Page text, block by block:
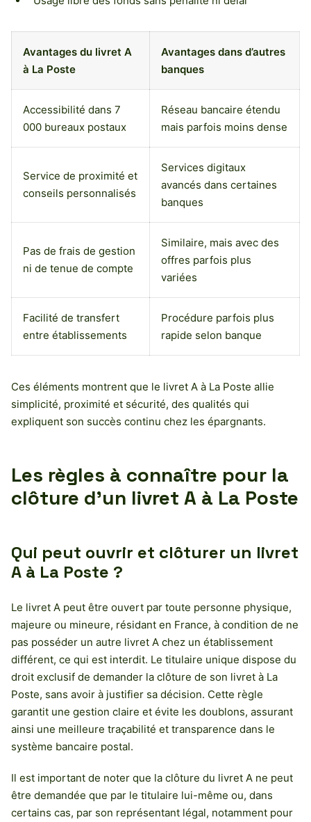
Avantages du livret A
à La Poste
Avantages dans d’autres
banques
Accessibilité dans 7
000 bureaux postaux
Réseau bancaire étendu
mais parfois moins dense
Service de proximité et
conseils personnalisés
Services digitaux
avancés dans certaines
banques
Pas de frais de gestion
ni de tenue de compte
Similaire, mais avec des
offres parfois plus
variées
Facilité de transfert
entre établissements
Procédure parfois plus
rapide selon banque
Ces éléments montrent que le livret A à La Poste allie
simplicité, proximité et sécurité, des qualités qui
expliquent son succès continu chez les épargnants.
Les règles à connaître pour la
clôture d’un livret A à La Poste
Qui peut ouvrir et clôturer un livret
A à La Poste ?
Le livret A peut être ouvert par toute personne physique,
majeure ou mineure, résidant en France, à condition de ne
pas posséder un autre livret A chez un établissement
différent, ce qui est interdit. Le titulaire unique dispose du
droit exclusif de demander la clôture de son livret à La
Poste, sans avoir à justifier sa décision. Cette règle
garantit une gestion claire et évite les doublons, assurant
ainsi une meilleure traçabilité et transparence dans le
système bancaire postal.
Il est important de noter que la clôture du livret A ne peut
être demandée que par le titulaire lui-même ou, dans
certains cas, par son représentant légal, notamment pour